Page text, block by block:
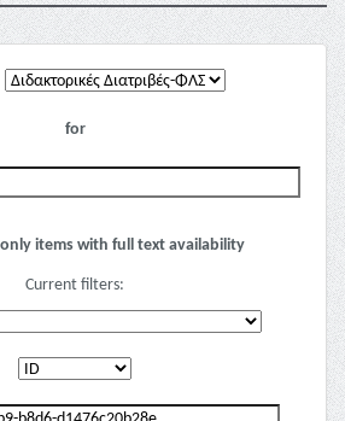
for
only items with full text availability
Current filters: